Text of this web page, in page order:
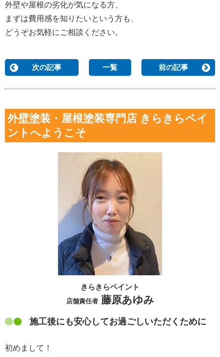
外壁や屋根の劣化が気になる方、
まずは費用感を知りたいという方も、
どうぞお気軽にご相談ください。
次の記事 一覧 前の記事
外壁塗装・屋根塗装専門店 きらきらペイ
ントへようこそ
きらきらペイント
店舗責任者藤原あゆみ
施工後にも安心してお過ごしいただくために
初めまして！